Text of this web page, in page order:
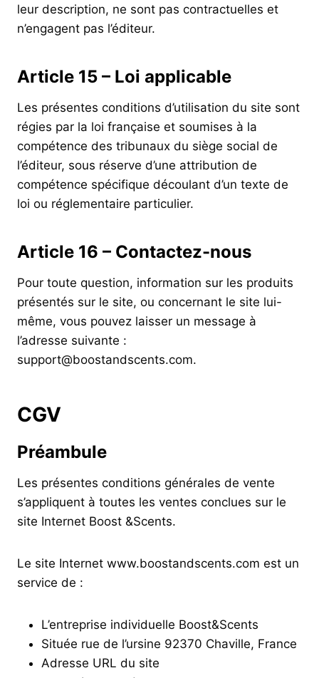
leur description, ne sont pas contractuelles et
n’engagent pas l’éditeur.
Article 15 – Loi applicable
Les présentes conditions d’utilisation du site sont
régies par la loi française et soumises à la
compétence des tribunaux du siège social de
l’éditeur, sous réserve d’une attribution de
compétence spécifique découlant d’un texte de
loi ou réglementaire particulier.
Article 16 – Contactez-nous
Pour toute question, information sur les produits
présentés sur le site, ou concernant le site lui-
même, vous pouvez laisser un message à
l’adresse suivante :
support@boostandscents.com.
CGV
Préambule
Les présentes conditions générales de vente
s’appliquent à toutes les ventes conclues sur le
site Internet Boost &Scents.
Le site Internet www.boostandscents.com est un
service de :
L’entreprise individuelle Boost&Scents
Située rue de l’ursine 92370 Chaville, France
Adresse URL du site